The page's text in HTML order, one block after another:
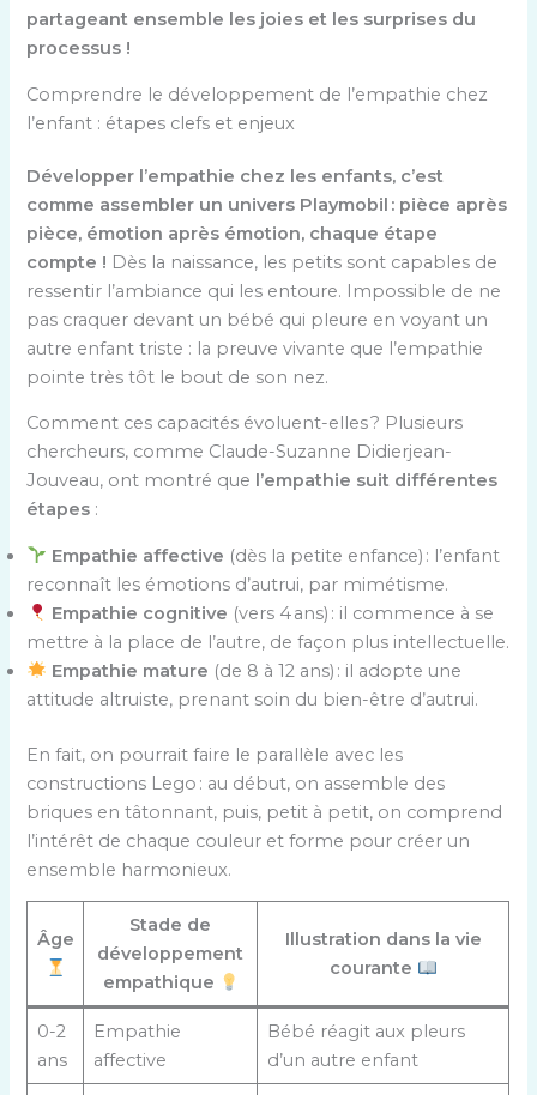
partageant ensemble les joies et les surprises du
processus !
Comprendre le développement de l’empathie chez
l’enfant : étapes clefs et enjeux
Développer l’empathie chez les enfants, c’est
comme assembler un univers Playmobil : pièce après
pièce, émotion après émotion, chaque étape
compte ! Dès la naissance, les petits sont capables de
ressentir l’ambiance qui les entoure. Impossible de ne
pas craquer devant un bébé qui pleure en voyant un
autre enfant triste : la preuve vivante que l’empathie
pointe très tôt le bout de son nez.
Comment ces capacités évoluent-elles ? Plusieurs
chercheurs, comme Claude-Suzanne Didierjean-
Jouveau, ont montré que l’empathie suit différentes
étapes :
Empathie affective (dès la petite enfance) : l’enfant
reconnaît les émotions d’autrui, par mimétisme.
Empathie cognitive (vers 4 ans) : il commence à se
mettre à la place de l’autre, de façon plus intellectuelle.
Empathie mature (de 8 à 12 ans) : il adopte une
attitude altruiste, prenant soin du bien-être d’autrui.
En fait, on pourrait faire le parallèle avec les
constructions Lego : au début, on assemble des
briques en tâtonnant, puis, petit à petit, on comprend
l’intérêt de chaque couleur et forme pour créer un
ensemble harmonieux.
Âge
Stade de
développement
empathique
Illustration dans la vie
courante
0-2
ans
Empathie
affective
Bébé réagit aux pleurs
d’un autre enfant